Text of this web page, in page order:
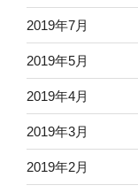
2019年7月
2019年5月
2019年4月
2019年3月
2019年2月